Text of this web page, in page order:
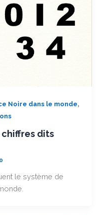
Noire dans le monde,
chiffres dits
le système de